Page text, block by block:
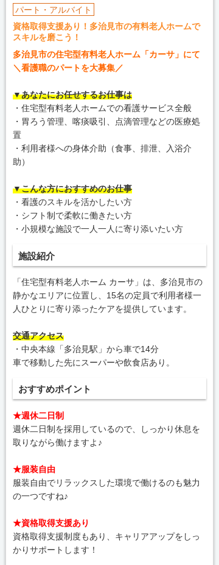
パート・アルバイト
資格取得支援あり！多治見市の有料老人ホームで
スキルを磨こう！
多治見市の住宅型有料老人ホーム「カーサ」にて
＼看護職のパートを大募集／
▼あなたにお任せするお仕事は
・住宅型有料老人ホームでの看護サービス全般
・胃ろう管理、喀痰吸引、点滴管理などの医療処
置
・利用者様への身体介助（食事、排泄、入浴介
助）
▼こんな方におすすめのお仕事
・看護のスキルを活かしたい方
・シフト制で柔軟に働きたい方
・小規模な施設で一人一人に寄り添いたい方
施設紹介
「住宅型有料老人ホーム カーサ」は、多治見市の
静かなエリアに位置し、15名の定員で利用者様一
人ひとりに寄り添ったケアを提供しています。
交通アクセス
・中央本線「多治見駅」から車で14分
車で移動した先にスーパーや飲食店あり。
おすすめポイント
★週休二日制
週休二日制を採用しているので、しっかり休息を
取りながら働けますよ♪
★服装自由
服装自由でリラックスした環境で働けるのも魅力
の一つですね♪
★資格取得支援あり
資格取得支援制度もあり、キャリアアップをしっ
かりサポートします！